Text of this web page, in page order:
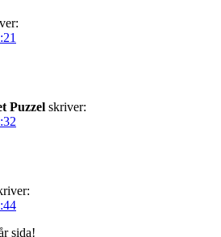
Puzzel skriver:
sida!